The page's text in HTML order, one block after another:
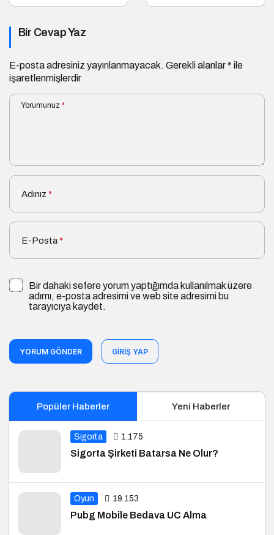
Bir Cevap Yaz
E-posta adresiniz yayınlanmayacak. Gerekli alanlar* ile
işaretlenmişlerdir
Yorumunuz *
Adınız *
E-Posta*
Bir dahaki sefere yorum yaptığımda kullanılmak üzere
adımı, e-posta adresimi ve web site adresimi bu
tarayıcıya kaydet.
YORUM GÖNDER GIRIŞ YAP
Popüler Haberler Yeni Haberler
Sigorta 1.175
Sigorta Şirketi Batarsa Ne Olur?
Oyun 19.153
Pubg Mobile Bedava UC Alma